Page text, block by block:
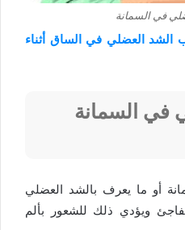
في السمانة
الشد العضلي في الساق أثناء
في السمانة
أو ما يعرف بالشد العضلي
ويؤدي ذلك للشعور بألم